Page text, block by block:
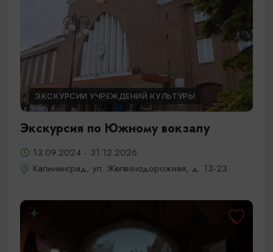
ЭКСКУРСИИ УЧРЕЖДЕНИЙ КУЛЬТУРЫ
Экскурсия по Южному вокзалу
13.09.2024 - 31.12.2026
Калининград, ул. Железнодорожная, д. 13-23